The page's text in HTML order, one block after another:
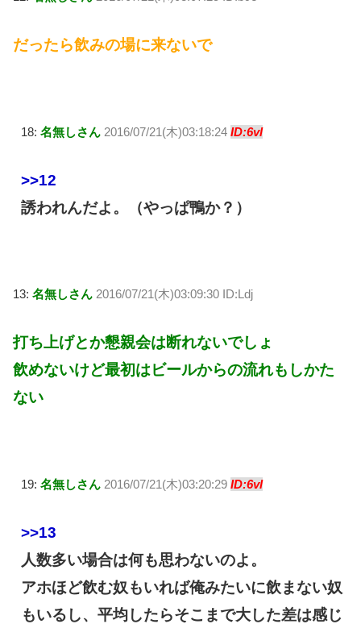
だったら飲みの場に来ないで
18: 名無しさん 2016/07/21(木)03:18:24 ID:6vl
>>12
誘われんだよ。（やっぱ鴨か？）
13: 名無しさん 2016/07/21(木)03:09:30 ID:Ldj
打ち上げとか懇親会は断れないでしょ
飲めないけど最初はビールからの流れもしかた
ない
19: 名無しさん 2016/07/21(木)03:20:29 ID:6vl
>>13
人数多い場合は何も思わないのよ。
アホほど飲む奴もいれば俺みたいに飲まない奴
もいるし、平均したらそこまで大した差は感じ